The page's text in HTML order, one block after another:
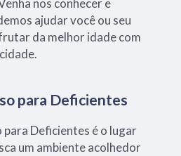
nos conhecer e
ajudar você ou seu
da melhor idade com
para Deficientes
para Deficientes é o lugar
um ambiente acolhedor